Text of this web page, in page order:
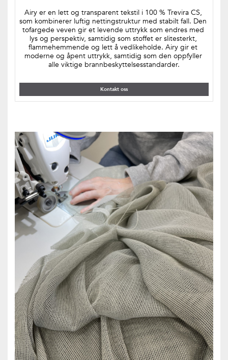
Airy er en lett og transparent tekstil i 100 % Trevira CS,
som kombinerer luftig nettingstruktur med stabilt fall. Den
tofargede veven gir et levende uttrykk som endres med
lys og perspektiv, samtidig som stoffet er slitesterkt,
flammehemmende og lett å vedlikeholde. Airy gir et
moderne og åpent uttrykk, samtidig som den oppfyller
alle viktige brannbeskyttelsesstandarder.
Kontakt oss